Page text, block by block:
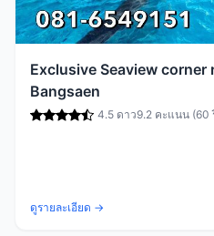
Exclusive Seaview corner
Bangsaen
4.5 ดาว9.2 คะแนน (60
ดูรายละเอียด →